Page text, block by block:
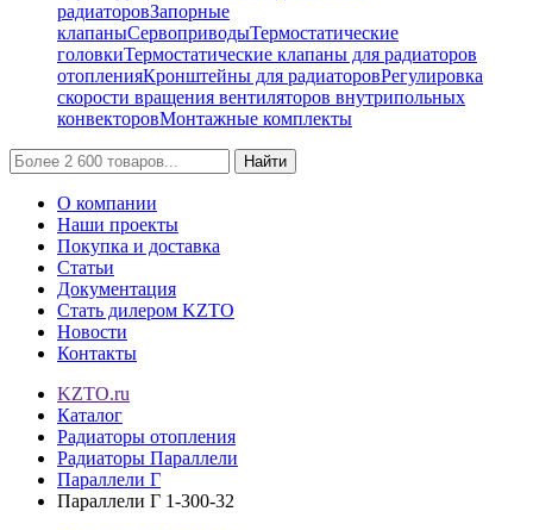
радиаторовЗапорные
клапаныСервоприводыТермостатические
головкиТермостатические клапаны для радиаторов
отопленияКронштейны для радиаторовРегулировка
скорости вращения вентиляторов внутрипольных
конвекторовМонтажные комплекты
Найти
О компании
Наши проекты
Покупка и доставка
Статьи
Документация
Стать дилером KZTO
Новости
Контакты
KZTO.ru
Каталог
Радиаторы отопления
Радиаторы Параллели
Параллели Г
Параллели Г 1-300-32